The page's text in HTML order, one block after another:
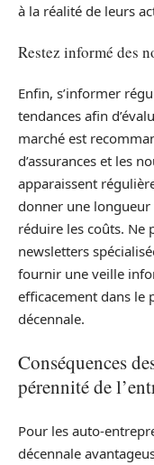
à la réalité de leurs
Restez informé des
Enfin, s’informer
tendances afin
marché est
d’assurances et les
apparaissent
donner une longueur
réduire les coûts. Ne
newsletters
fournir une veille
efficacement dans le
décennale.
Conséquences
pérennité de
Pour les auto-
décennale